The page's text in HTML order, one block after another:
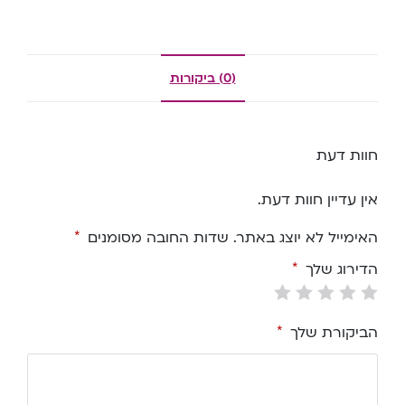
(0) ביקורות
חוות דעת
אין עדיין חוות דעת.
האימייל לא יוצג באתר. שדות החובה מסומנים *
הדירוג שלך *
הביקורת שלך *